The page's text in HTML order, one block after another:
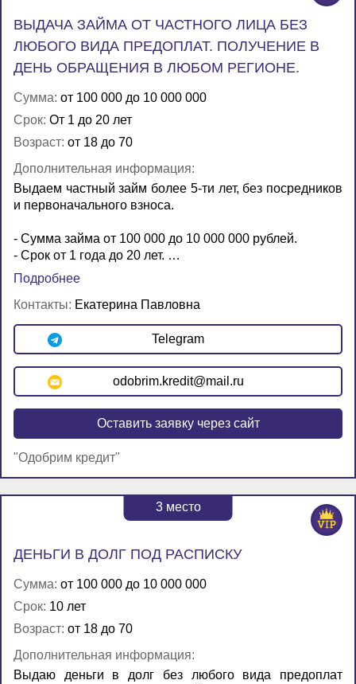
ВЫДАЧА ЗАЙМА ОТ ЧАСТНОГО ЛИЦА БЕЗ
ЛЮБОГО ВИДА ПРЕДОПЛАТ. ПОЛУЧЕНИЕ В
ДЕНЬ ОБРАЩЕНИЯ В ЛЮБОМ РЕГИОНЕ.
Сумма: от 100 000 до 10 000 000
Срок: От 1 до 20 лет
Возраст: от 18 до 70
Дополнительная информация:
Выдаем частный займ более 5-ти лет, без посредников
и первоначального взноса.
- Сумма займа от 100 000 до 10 000 000 рублей.
- Срок от 1 года до 20 лет. …
Подробнее
Контакты: Екатерина Павловна
Telegram
odobrim.kredit@mail.ru
Оставить заявку через сайт
"Одобрим кредит"
3место
ДЕНЬГИ В ДОЛГ ПОД РАСПИСКУ
Сумма: от 100 000 до 10 000 000
Срок: 10 лет
Возраст: от 18 до 70
Дополнительная информация:
Выдаю деньги в долг без любого вида предоплат